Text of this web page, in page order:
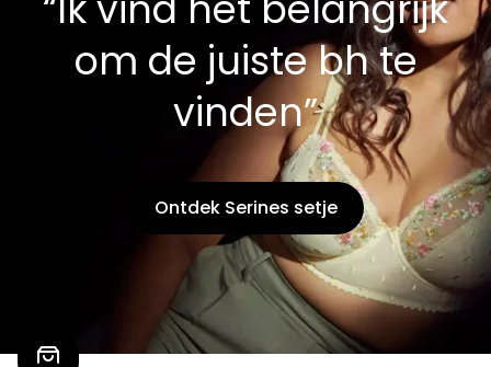
om de juiste bh te
vinden”
Ontdek Serines setje